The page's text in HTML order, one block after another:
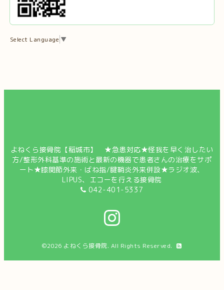
Select Language ▼
よねくら接骨院【稲城市】 ★急患対応★怪我を早く治したい
方/整形外科基準の施術と最新の機器で患者さんの治療をサポ
ート★膝関節外来・ばね指/腱鞘炎外来併設★ラジオ波、
LIPUS、エコーを行える接骨院
042-401-5337
©2026 よねくら接骨院. All Rights Reserved.